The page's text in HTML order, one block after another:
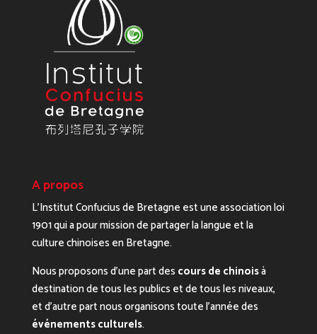
A propos
L’Institut Confucius de Bretagne est une association loi
1901 qui a pour mission de partager la langue et la
culture chinoises en Bretagne.
Nous proposons d’une part des cours de chinoisà
destination de tous les publics et de tous les niveaux,
et d’autre part nous organisons toute l’année des
événements culturels.